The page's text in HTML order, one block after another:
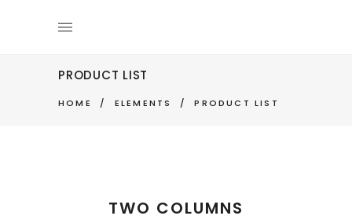
PRODUCT LIST
HOME / ELEMENTS /PRODUCT LIST
TWO COLUMNS